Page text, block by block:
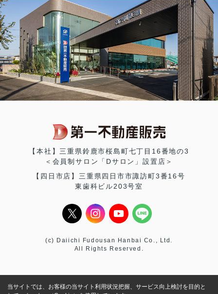
【本社】三重県鈴鹿市桜島町七丁目16番地の3
＜会員制サロン「Dサロン」設置店＞
【四日市店】三重県四日市市諏訪町3番16号
東歯科ビル203号室
(c) Daiichi Fudousan Hanbai Co., Ltd.
All Rights Reserved.
当サイトでは、お客様の当サイト利用状況把握、サービス向上検討を目的と